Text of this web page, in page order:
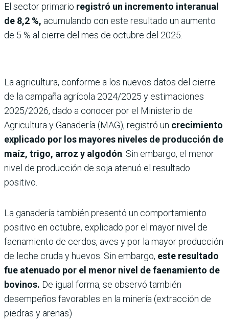
El sector primario registró un incremento interanual
de 8,2 %, acumulando con este resultado un aumento
de 5 % al cierre del mes de octubre del 2025.
La agricultura, conforme a los nuevos datos del cierre
de la campaña agrícola 2024/2025 y estimaciones
2025/2026, dado a conocer por el Ministerio de
Agricultura y Ganadería (MAG), registró un crecimiento
explicado por los mayores niveles de producción de
maíz, trigo, arroz y algodón . Sin embargo, el menor
nivel de producción de soja atenuó el resultado
positivo.
La ganadería también presentó un comportamiento
positivo en octubre, explicado por el mayor nivel de
faenamiento de cerdos, aves y por la mayor producción
de leche cruda y huevos. Sin embargo, este resultado
fue atenuado por el menor nivel de faenamiento de
bovinos. De igual forma, se observó también
desempeños favorables en la minería (extracción de
piedras y arenas)